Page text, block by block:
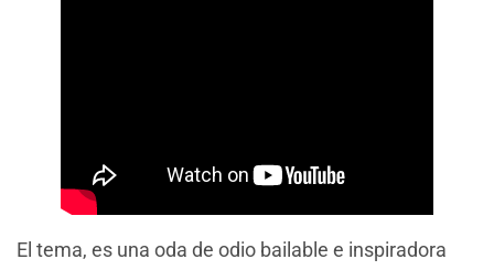
El tema, es una oda de odio bailable e inspiradora